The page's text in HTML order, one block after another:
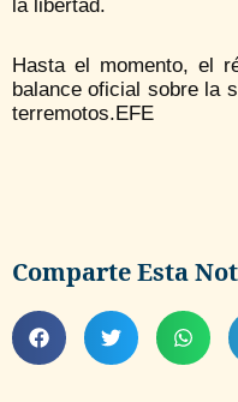
la libertad.
Hasta el momento, el
balance oficial sobre la
terremotos.EFE
Comparte Esta